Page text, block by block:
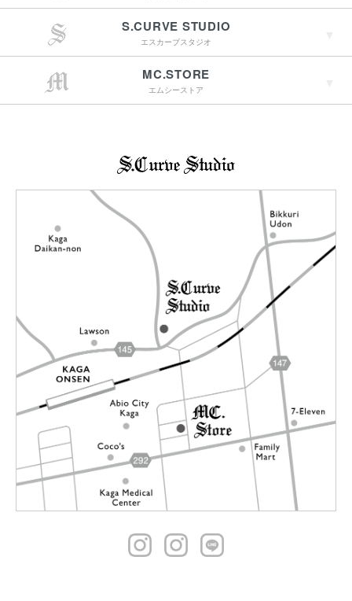
15:00までのご注文で
最短翌営業日配送
→詳しくはこちらへ
S.CURVE STUDIO
エスカーブスタジオ
MC.STORE
エムシーストア